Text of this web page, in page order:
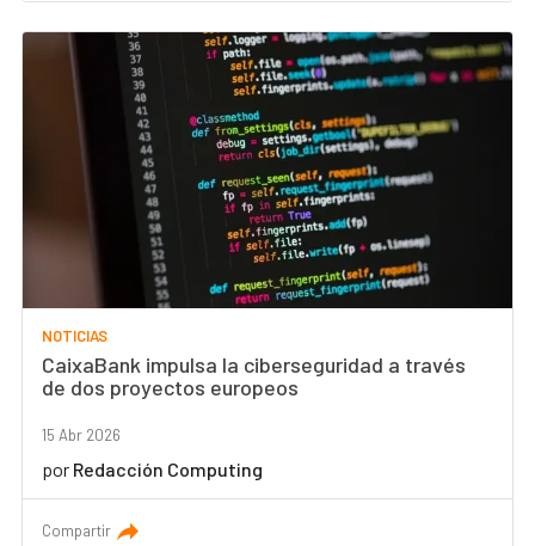
NOTICIAS
CaixaBank impulsa la ciberseguridad a través
de dos proyectos europeos
15 Abr 2026
por Redacción Computing
Compartir